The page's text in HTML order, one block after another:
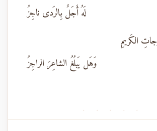
لَهُ أَجَلٌ بِالرَدى ناجِزُ
الكَريمِ
وَهَل يَبلُغُ الشاعِرَ الراجِزُ
· · · · ·